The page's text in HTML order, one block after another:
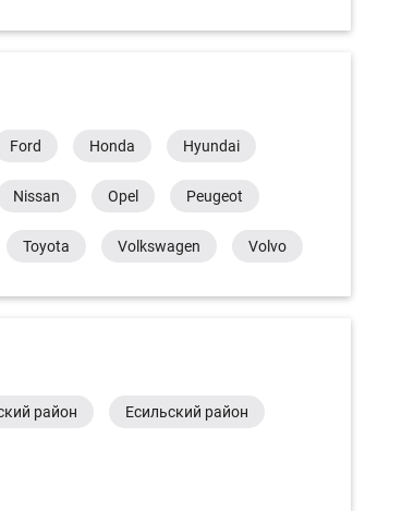
Ford Honda Hyundai
Nissan Opel Peugeot
Toyota Volkswagen Volvo
район Есильский район